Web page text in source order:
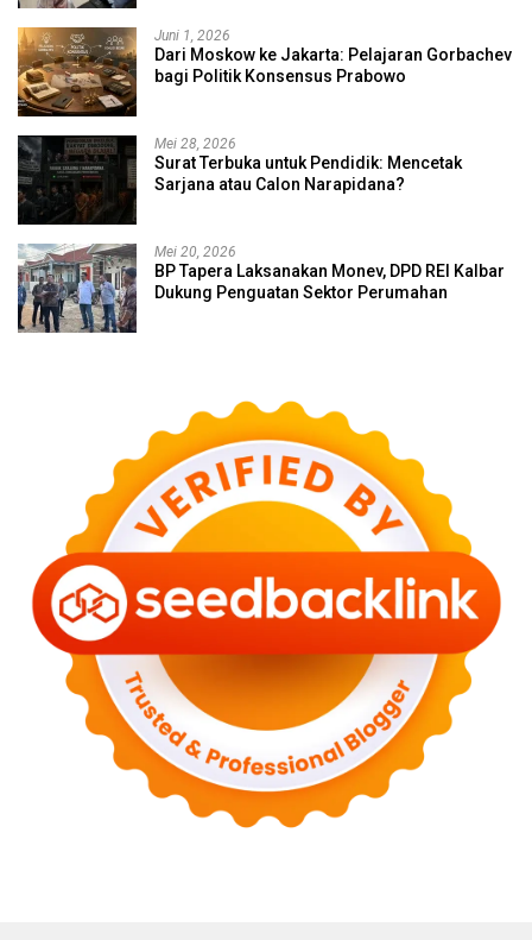
Juni 1, 2026
Dari Moskow ke Jakarta: Pelajaran Gorbachev
bagi Politik Konsensus Prabowo
Mei 28, 2026
Surat Terbuka untuk Pendidik: Mencetak
Sarjana atau Calon Narapidana?
Mei 20, 2026
BP Tapera Laksanakan Monev, DPD REI Kalbar
Dukung Penguatan Sektor Perumahan